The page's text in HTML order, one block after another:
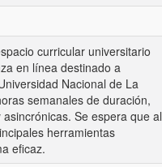
curricular universitario
en línea destinado a
Nacional de La
semanales de duración,
Se espera que al
herramientas
eficaz.